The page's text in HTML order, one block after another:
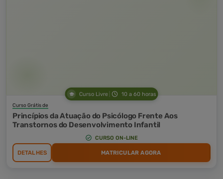
Curso Livre 10 a 60 horas
Curso Grátis de
Princípios da Atuação do Psicólogo Frente Aos
Transtornos do Desenvolvimento Infantil
CURSO ON-LINE
DETALHES MATRICULAR AGORA